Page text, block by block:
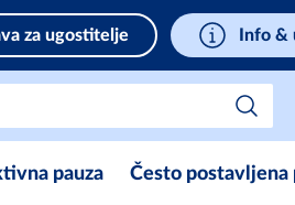
za ugostitelje Info &
pauza Često postavljena